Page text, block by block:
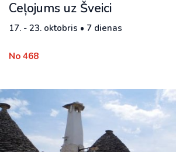
Ceļojums uz Šveici
17. - 23. oktobris • 7 dienas
No 468